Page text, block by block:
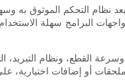
العام للماكينة وسهولة الاستخدام. يعد نظام
البرامج سهلة
الذي يحدد دقة تحديد موضع الماكينة وسرعة